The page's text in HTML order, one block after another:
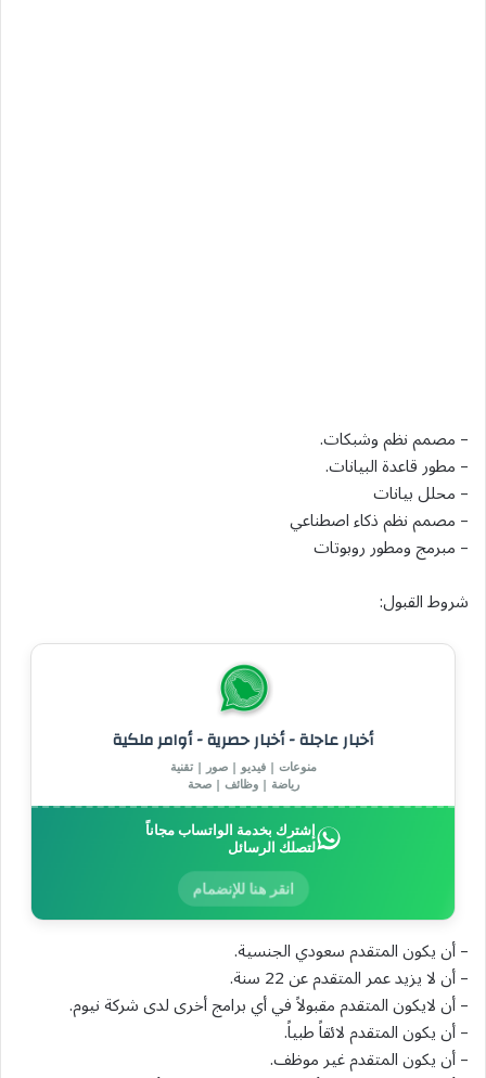
– مصمم نظم وشبكات.
– مطور قاعدة البيانات.
– محلل بيانات
– مصمم نظم ذكاء اصطناعي
– مبرمج ومطور روبوتات
شروط القبول:
أخبار عاجلة - أخبار حصرية - أوامر ملكية
منوعات | فيديو | صور | تقنية
رياضة | وظائف | صحة
إشترك بخدمة الواتساب مجاناً
لتصلك الرسائل
انقر هنا للإنضمام
– أن يكون المتقدم سعودي الجنسية.
– أن لا يزيد عمر المتقدم عن 22 سنة.
– أن لايكون المتقدم مقبولاً في أي برامج أخرى لدى شركة نيوم.
– أن يكون المتقدم لائقاً طبياً.
– أن يكون المتقدم غير موظف.